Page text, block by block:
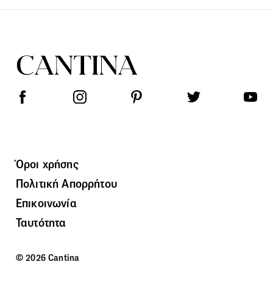
Όροι χρήσης
Πολιτική Απορρήτου
Επικοινωνία
Ταυτότητα
© 2026 Cantina